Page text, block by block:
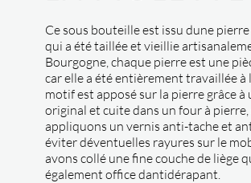
Ce sous bouteille est issu dune
qui a été taillée et vieillie
Bourgogne, chaque pierre est une
car elle a été entièrement travaillée à
motif est apposé sur la pierre grâce à
original et cuite dans un four à
appliquons un vernis anti-tache et
éviter déventuelles rayures sur le
avons collé une fine couche de liège
également office dantidérapant.